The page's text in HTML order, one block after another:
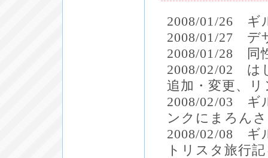
2008/01/26 ギ
2008/01/27 デ
2008/01/28 同
2008/02/02 は
追加・変更、
2008/02/03 ギ
ンクにまろん
2008/02/08 ギ
トリスタ旅行